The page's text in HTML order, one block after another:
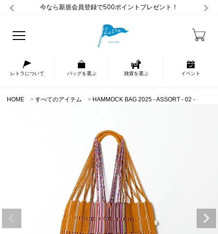
今なら新規会員登録で500ポイントプレゼント！
レトラについて バッグを選ぶ 雑貨を選ぶ イベント
HOME すべてのアイテム HAMMOCK BAG 2025 - ASSORT - 02 -